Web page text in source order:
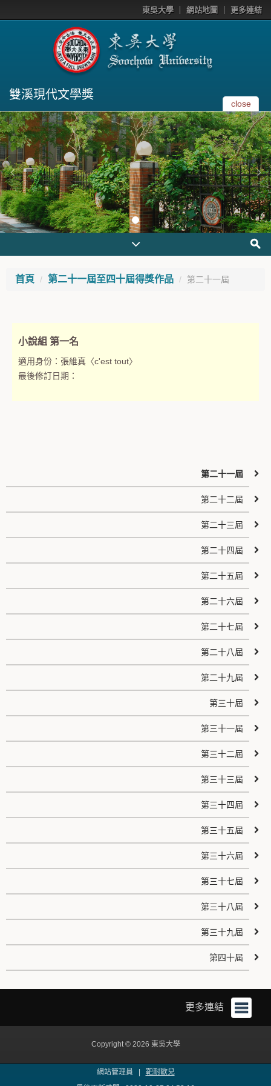
東吳大學 網站地圖 更多連結
雙溪現代文學獎
close
首頁 第二十一屆至四十屆得獎作品 第二十一屆
小說組 第一名
適用身份： 張維真〈c'est tout〉
最後修訂日期：
第二十一屆
第二十二屆
第二十三屆
第二十四屆
第二十五屆
第二十六屆
第二十七屆
第二十八屆
第二十九屆
第三十屆
第三十一屆
第三十二屆
第三十三屆
第三十四屆
第三十五屆
第三十六屆
第三十七屆
第三十八屆
第三十九屆
第四十屆
更多連結
Copyright © 2026 東吳大學
網站管理員 | 靶耐歐兒